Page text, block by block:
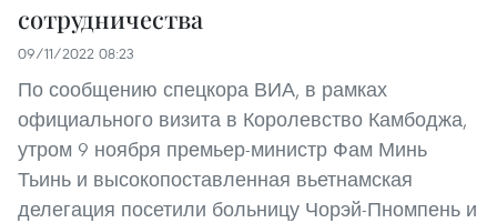
сотрудничества
09/11/2022 08:23
По сообщению спецкора ВИА, в рамках
официального визита в Королевство Камбоджа,
утром 9 ноября премьер-министр Фам Минь
Тьинь и высокопоставленная вьетнамская
делегация посетили больницу Чорэй-Пномпень и